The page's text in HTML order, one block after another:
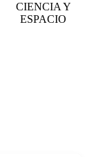
CIENCIA Y
ESPACIO